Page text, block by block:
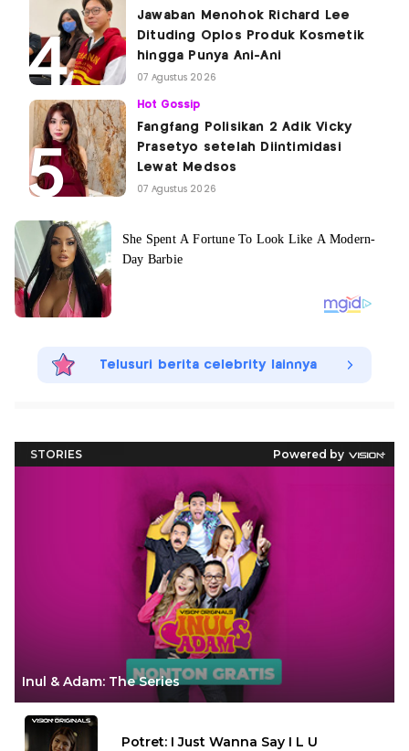
Jawaban Menohok Richard Lee
Dituding Oplos Produk Kosmetik
hingga Punya Ani-Ani
07 Agustus 2026
Hot Gossip
Fangfang Polisikan 2 Adik Vicky
Prasetyo setelah Diintimidasi
Lewat Medsos
07 Agustus 2026
Telusuri berita celebrity lainnya